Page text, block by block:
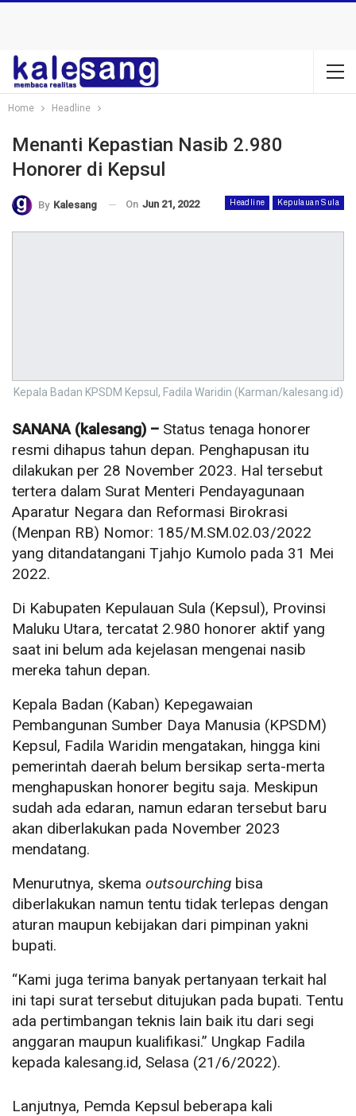
Home Headline
Menanti Kepastian Nasib 2.980
Honorer di Kepsul
Headline Kepulauan Sula
By Kalesang On Jun 21, 2022
Kepala Badan KPSDM Kepsul, Fadila Waridin (Karman/kalesang.id)
SANANA (kalesang) – Status tenaga honorer
resmi dihapus tahun depan. Penghapusan itu
dilakukan per 28 November 2023. Hal tersebut
tertera dalam Surat Menteri Pendayagunaan
Aparatur Negara dan Reformasi Birokrasi
(Menpan RB) Nomor: 185/M.SM.02.03/2022
yang ditandatangani Tjahjo Kumolo pada 31 Mei
2022.
Di Kabupaten Kepulauan Sula (Kepsul), Provinsi
Maluku Utara, tercatat 2.980 honorer aktif yang
saat ini belum ada kejelasan mengenai nasib
mereka tahun depan.
Kepala Badan (Kaban) Kepegawaian
Pembangunan Sumber Daya Manusia (KPSDM)
Kepsul, Fadila Waridin mengatakan, hingga kini
pemerintah daerah belum bersikap serta-merta
menghapuskan honorer begitu saja. Meskipun
sudah ada edaran, namun edaran tersebut baru
akan diberlakukan pada November 2023
mendatang.
Menurutnya, skema outsourching bisa
diberlakukan namun tentu tidak terlepas dengan
aturan maupun kebijakan dari pimpinan yakni
bupati.
“Kami juga terima banyak pertanyaan terkait hal
ini tapi surat tersebut ditujukan pada bupati. Tentu
ada pertimbangan teknis lain baik itu dari segi
anggaran maupun kualifikasi.” Ungkap Fadila
kepada kalesang.id, Selasa (21/6/2022).
Lanjutnya, Pemda Kepsul beberapa kali